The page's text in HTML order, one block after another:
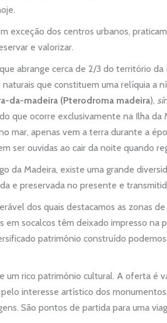
exceção dos centros urbanos,
e valorizar.
que abrange cerca de 2/3 do território
que constituem uma relíquia a
da-madeira (Pterodroma madeira),
que ocorre exclusivamente na Ilha
mar, apenas vem a terra durante a
ser ouvidas ao cair da noite quando
da Madeira, existe uma grande
e preservada no presente e
dos quais destacamos as zonas
em socalcos têm deixado impresso na
património construído
um rico património cultural. A oferta é
interesse artístico dos
São pontos de partida para uma